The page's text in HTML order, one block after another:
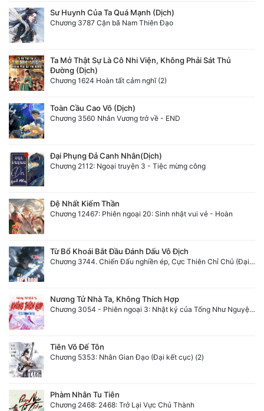
Sư Huynh Của Ta Quá Mạnh (Dịch)
Chương 3787 Cặn bã Nam Thiên Đạo
Ta Mở Thật Sự Là Cô Nhi Viện, Không Phải Sát Thủ
Đường (Dịch)
Chương 1624 Hoàn tất cảm nghĩ (2)
Toàn Cầu Cao Võ (Dịch)
Chương 3560 Nhân Vương trở về - END
Đại Phụng Đả Canh Nhân(Dịch)
Chương 2112: Ngoại truyện 3 - Tiệc mừng công
Đệ Nhất Kiếm Thần
Chương 12467: Phiên ngoại 20: Sinh nhật vui vẻ - Hoàn
Từ Bổ Khoái Bắt Đầu Đánh Dấu Vô Địch
Chương 3744. Chiến Đấu nghiền ép, Cực Thiên Chỉ Chủ (Đại Kết Cục)
Nương Tử Nhà Ta, Không Thích Hợp
Chương 3054 - Phiên ngoại 3: Nhật ký của Tống Như Nguyệt (2)
Tiên Võ Đế Tôn
Chương 5353: Nhân Gian Đạo (Đại kết cục) (2)
Phàm Nhân Tu Tiên
Chương 2468: 2468: Trở Lại Vực Chủ Thành